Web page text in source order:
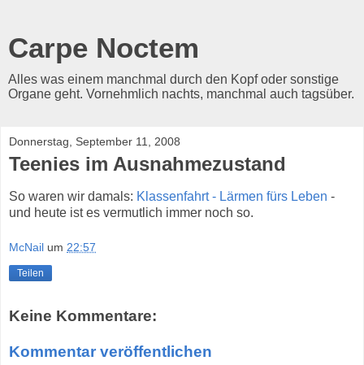
Carpe Noctem
Alles was einem manchmal durch den Kopf oder sonstige
Organe geht. Vornehmlich nachts, manchmal auch tagsüber.
Donnerstag, September 11, 2008
Teenies im Ausnahmezustand
So waren wir damals: Klassenfahrt - Lärmen fürs Leben -
und heute ist es vermutlich immer noch so.
McNail um 22:57
Teilen
Keine Kommentare:
Kommentar veröffentlichen